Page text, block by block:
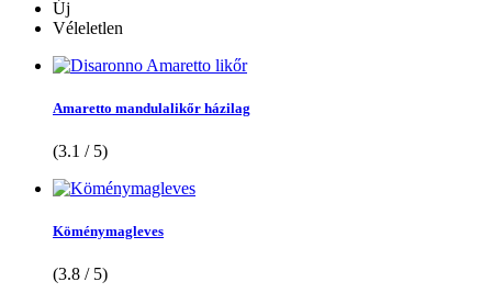
Új
Véleletlen
Amaretto mandulalikőr házilag
(3.1 / 5)
Köménymagleves
(3.8 / 5)